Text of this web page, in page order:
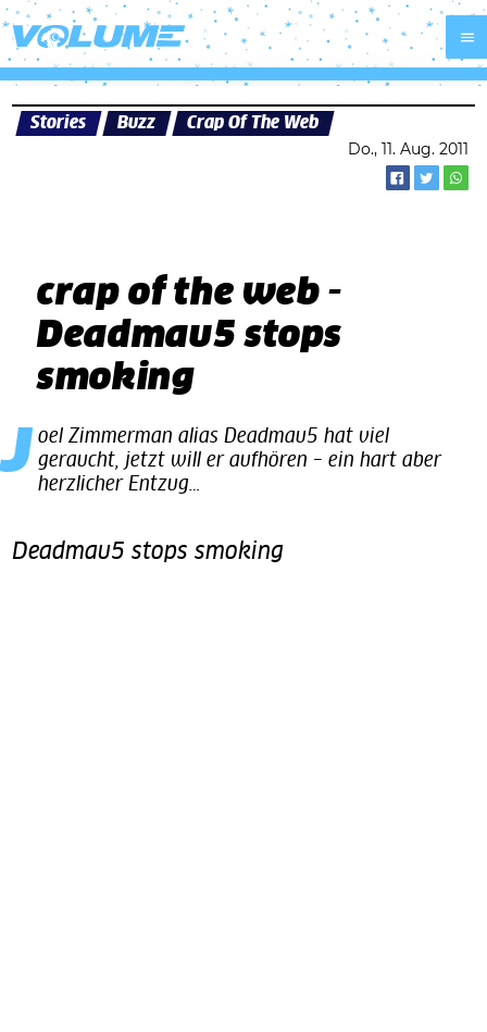
Stories Buzz Crap Of The Web
Do., 11. Aug. 2011
crap of the web -
Deadmau5 stops
smoking
Joel Zimmerman alias Deadmau5 hat viel geraucht, jetzt will er aufhören – ein hart aber
herzlicher Entzug…
Deadmau5 stops smoking